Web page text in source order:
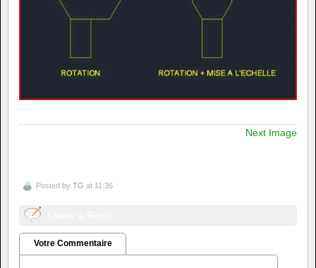
Next Image
Posted by TG at 11:36
Votre Commentaire